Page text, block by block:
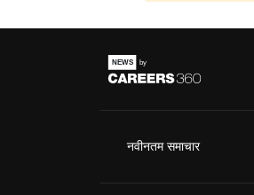
नवीनतम समाचार